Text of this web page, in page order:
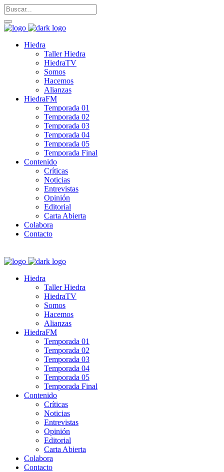
Hiedra
Taller Hiedra
HiedraTV
Somos
Hacemos
Alianzas
HiedraFM
Temporada 01
Temporada 02
Temporada 03
Temporada 04
Temporada 05
Temporada Final
Contenido
Críticas
Noticias
Entrevistas
Opinión
Editorial
Carta Abierta
Colabora
Contacto
Hiedra
Taller Hiedra
HiedraTV
Somos
Hacemos
Alianzas
HiedraFM
Temporada 01
Temporada 02
Temporada 03
Temporada 04
Temporada 05
Temporada Final
Contenido
Críticas
Noticias
Entrevistas
Opinión
Editorial
Carta Abierta
Colabora
Contacto